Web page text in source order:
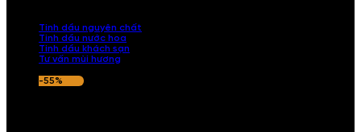
Tinh dầu nguyên chất
Tinh dầu nước hoa
Tinh dầu khách sạn
Tư vấn mùi hương
-55%